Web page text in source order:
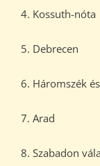
4. Kossuth-nóta
5. Debrecen
6. Háromszék
7. Arad
8. Szabadon